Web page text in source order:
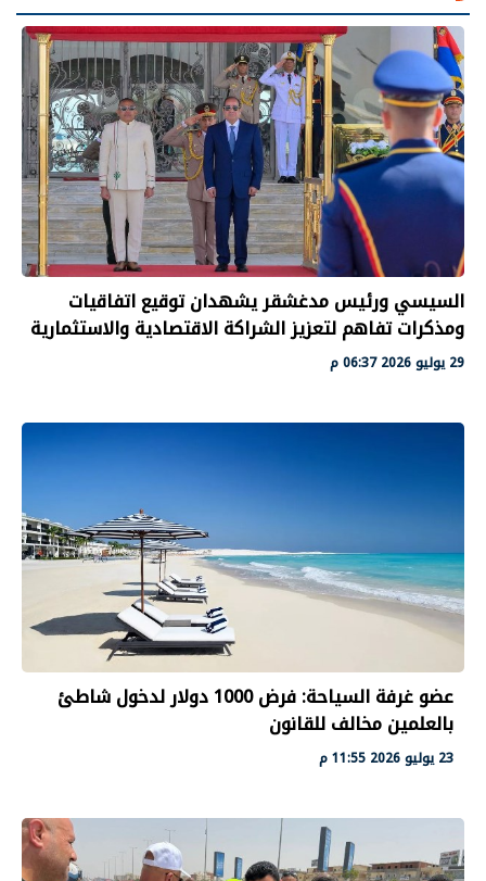
السيسي ورئيس مدغشقر يشهدان توقيع اتفاقيات
ومذكرات تفاهم لتعزيز الشراكة الاقتصادية والاستثمارية
29 يوليو 2026 06:37 م
عضو غرفة السياحة: فرض 1000 دولار لدخول شاطئ
بالعلمين مخالف للقانون
23 يوليو 2026 11:55 م